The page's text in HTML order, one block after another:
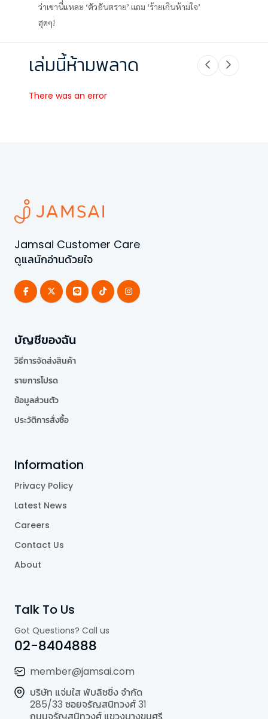
ว่าเขานี่แหละ ‘ตัวอันตราย’ แถม ‘ร้ายเกินห้ามใจ’
สุดๆ!
เล่มนี้ห้ามพลาด
There was an error
Jamsai Customer Care
ดูแลนักอ่านด้วยใจ
บัญชีของฉัน
วิธีการจัดส่งสินค้า
รายการโปรด
ข้อมูลส่วนตัว
ประวัติการสั่งซื้อ
Information
Privacy Policy
Latest News
Careers
Contact Us
About
Talk To Us
Got Questions? Call us
02-8404888
member@jamsai.com
บริษัท แจ่มใส พับลิชชิ่ง จำกัด
285/33 ซอยจรัญสนิทวงศ์ 31
ถนนจรัญสนิทวงศ์ แขวงบางขุนศรี